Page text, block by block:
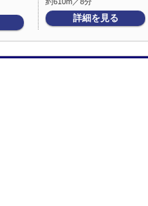
詳細を見る